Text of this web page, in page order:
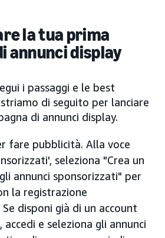
la tua prima
annunci display
i passaggi e le best
di seguito per lanciare
di annunci display.
fare pubblicità. Alla voce
seleziona "Crea un
annunci sponsorizzati" per
la registrazione
disponi già di un account
e seleziona gli annunci